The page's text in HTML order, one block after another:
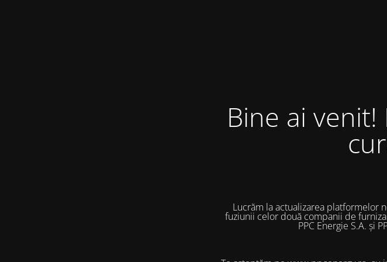
Bine ai
Lucrăm la actualizarea platformelor
fuziunii celor două companii de
PPC Energie S.A. și